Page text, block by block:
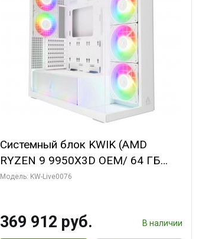
Системный блок KWIK (AMD
RYZEN 9 9950X3D OEM/ 64 ГБ
ОЗУ/ Gigabyte RTX5080
Модель: KW-Live0076
369 912 руб. В наличии